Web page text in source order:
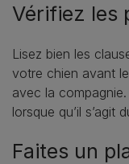
Vérifiez les
Lisez bien les
votre chien avant
avec la
lorsque qu’il s’agit
Faites un